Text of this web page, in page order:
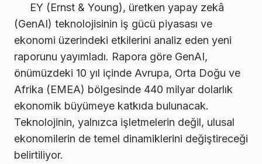
EY (Ernst & Young), üretken yapay zekâ
(GenAI) teknolojisinin iş gücü piyasası ve
ekonomi üzerindeki etkilerini analiz eden yeni
raporunu yayımladı. Rapora göre GenAI,
önümüzdeki 10 yıl içinde Avrupa, Orta Doğu ve
Afrika (EMEA) bölgesinde 440 milyar dolarlık
ekonomik büyümeye katkıda bulunacak.
Teknolojinin, yalnızca işletmelerin değil, ulusal
ekonomilerin de temel dinamiklerini değiştireceği
belirtiliyor.